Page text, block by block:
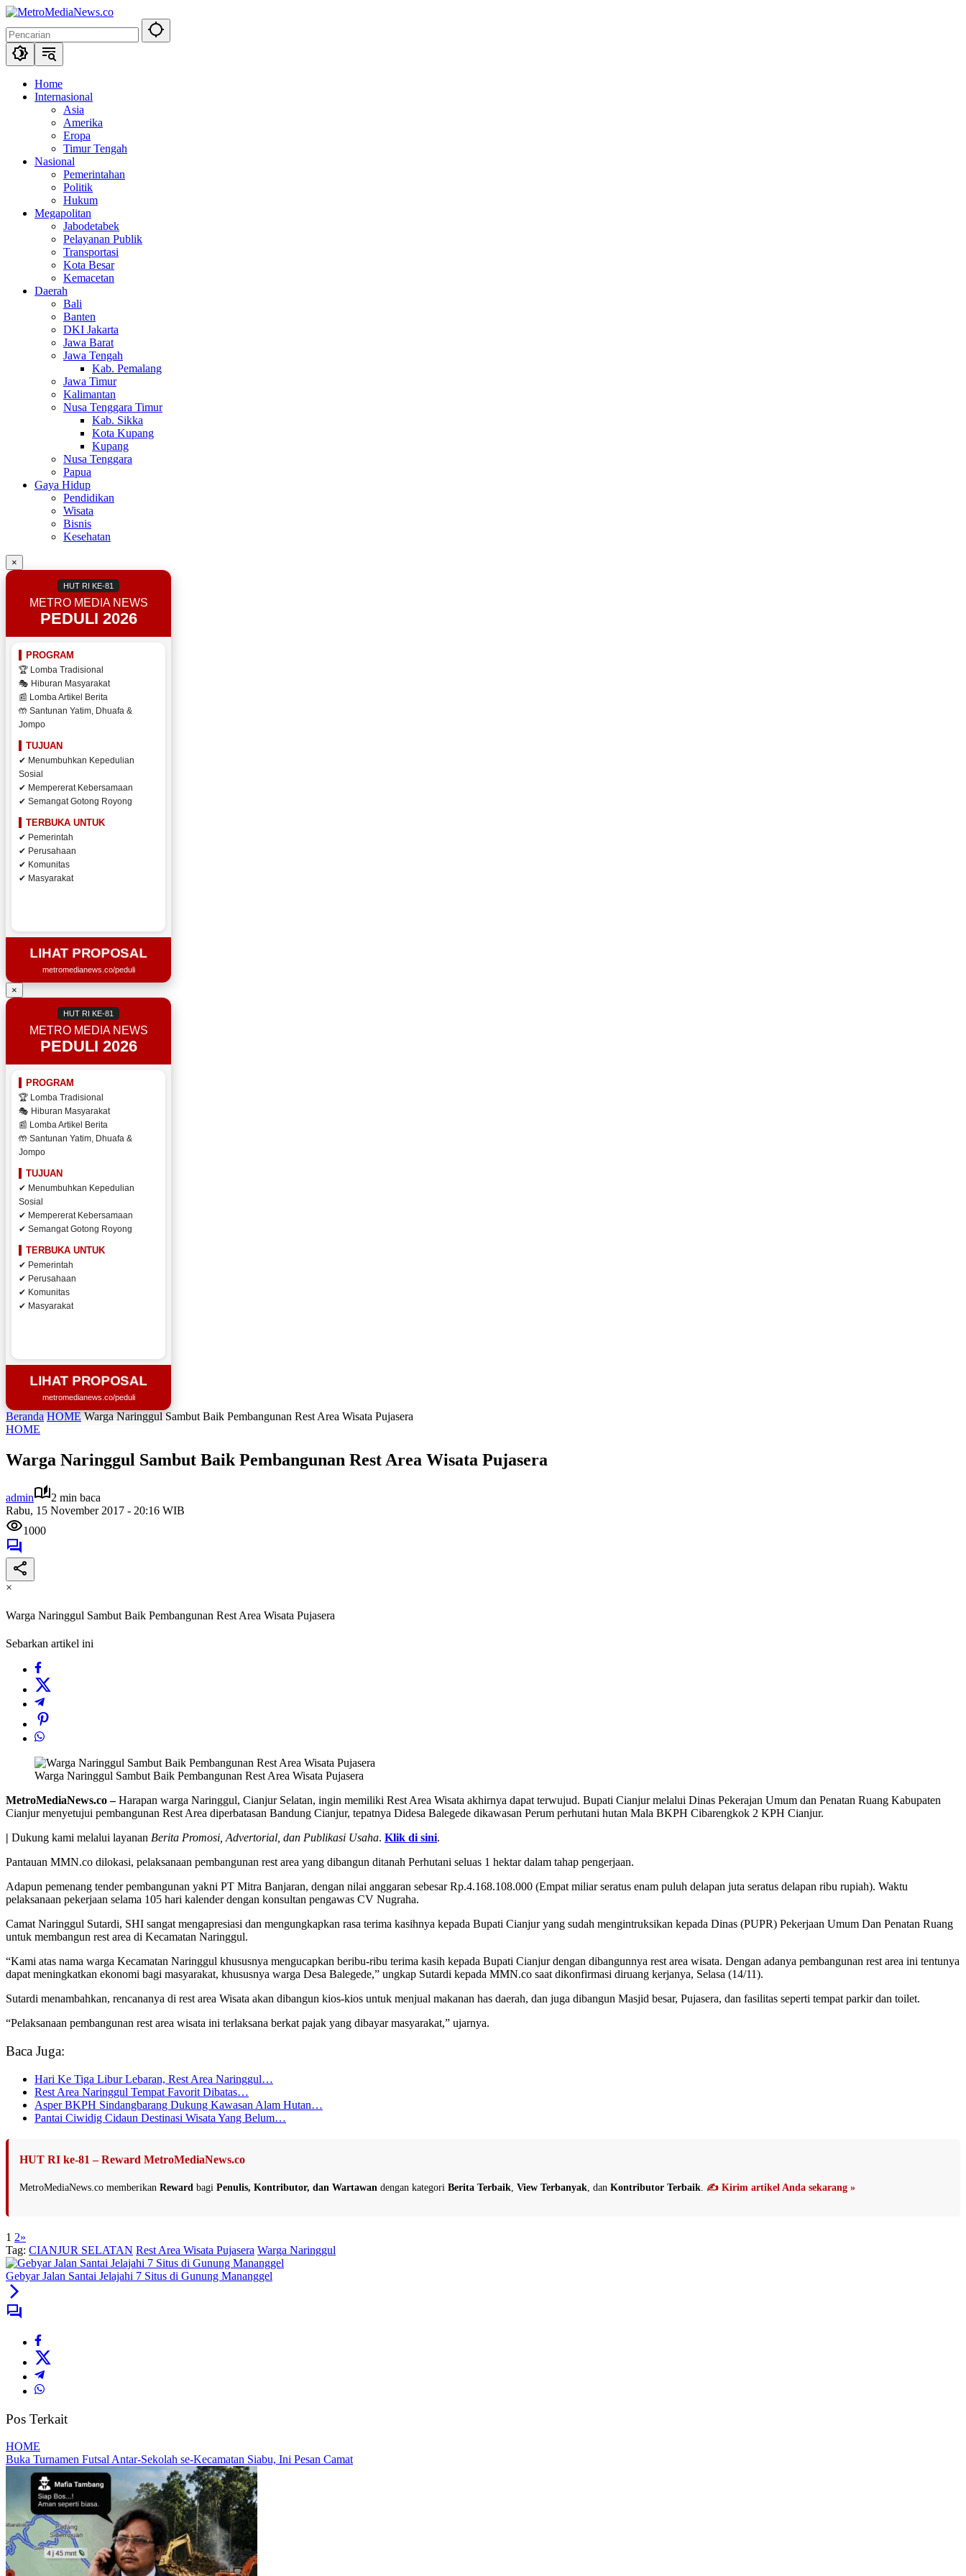
Langsung
konten
Home
Internasional
Asia
Amerika
Eropa
Timur Tengah
Nasional
Pemerintahan
Politik
Hukum
Megapolitan
Jabodetabek
Pelayanan Publik
Transportasi
Kota Besar
Kemacetan
Daerah
Bali
Banten
DKI Jakarta
Jawa Barat
Jawa Tengah
Kab. Pemalang
Jawa Timur
Kalimantan
Nusa Tenggara Timur
Kab. Sikka
Kota Kupang
Kupang
Nusa Tenggara
Papua
Gaya Hidup
Pendidikan
Wisata
Bisnis
Kesehatan
×
HUT RI KE-81
METRO MEDIA NEWS
PEDULI 2026
PROGRAM
🏆 Lomba Tradisional
🎭 Hiburan Masyarakat
📰 Lomba Artikel Berita
🤲 Santunan Yatim, Dhuafa &
Jompo
TUJUAN
✔ Menumbuhkan Kepedulian
Sosial
✔ Mempererat Kebersamaan
✔ Semangat Gotong Royong
TERBUKA UNTUK
✔ Pemerintah
✔ Perusahaan
✔ Komunitas
✔ Masyarakat
LIHAT PROPOSAL
metromedianews.co/peduli
×
HUT RI KE-81
METRO MEDIA NEWS
PEDULI 2026
PROGRAM
🏆 Lomba Tradisional
🎭 Hiburan Masyarakat
📰 Lomba Artikel Berita
🤲 Santunan Yatim, Dhuafa &
Jompo
TUJUAN
✔ Menumbuhkan Kepedulian
Sosial
✔ Mempererat Kebersamaan
✔ Semangat Gotong Royong
TERBUKA UNTUK
✔ Pemerintah
✔ Perusahaan
✔ Komunitas
✔ Masyarakat
LIHAT PROPOSAL
metromedianews.co/peduli
Beranda HOME Warga Naringgul Sambut Baik Pembangunan Rest Area Wisata Pujasera
HOME
Warga Naringgul Sambut Baik Pembangunan Rest Area Wisata Pujasera
admin
2 min baca
Rabu, 15 November 2017 - 20:16 WIB
1000
×
Warga Naringgul Sambut Baik Pembangunan Rest Area Wisata Pujasera
Sebarkan artikel ini
Warga Naringgul Sambut Baik Pembangunan Rest Area Wisata Pujasera
MetroMediaNews.co –Harapan warga Naringgul, Cianjur Selatan, ingin memiliki Rest Area Wisata akhirnya dapat terwujud. Bupati Cianjur melalui Dinas Pekerajan Umum dan Penatan Ruang Kabupaten
Cianjur menyetujui pembangunan Rest Area diperbatasan Bandung Cianjur, tepatnya Didesa Balegede dikawasan Perum perhutani hutan Mala BKPH Cibarengkok 2 KPH Cianjur.
| Dukung kami melalui layanan Berita Promosi, Advertorial, dan Publikasi Usaha. Klik di sini.
Pantauan MMN.co dilokasi, pelaksanaan pembangunan rest area yang dibangun ditanah Perhutani seluas 1 hektar dalam tahap pengerjaan.
Adapun pemenang tender pembangunan yakni PT Mitra Banjaran, dengan nilai anggaran sebesar Rp.4.168.108.000 (Empat miliar seratus enam puluh delapan juta seratus delapan ribu rupiah). Waktu
pelaksanaan pekerjaan selama 105 hari kalender dengan konsultan pengawas CV Nugraha.
Camat Naringgul Sutardi, SHI sangat mengapresiasi dan mengungkapkan rasa terima kasihnya kepada Bupati Cianjur yang sudah mengintruksikan kepada Dinas (PUPR) Pekerjaan Umum Dan Penatan Ruang
untuk membangun rest area di Kecamatan Naringgul.
“Kami atas nama warga Kecamatan Naringgul khususnya mengucapkan beribu-ribu terima kasih kepada Bupati Cianjur dengan dibangunnya rest area wisata. Dengan adanya pembangunan rest area ini tentunya
dapat meningkatkan ekonomi bagi masyarakat, khususnya warga Desa Balegede,” ungkap Sutardi kepada MMN.co saat dikonfirmasi diruang kerjanya, Selasa (14/11).
Sutardi menambahkan, rencananya di rest area Wisata akan dibangun kios-kios untuk menjual makanan has daerah, dan juga dibangun Masjid besar, Pujasera, dan fasilitas seperti tempat parkir dan toilet.
“Pelaksanaan pembangunan rest area wisata ini terlaksana berkat pajak yang dibayar masyarakat,” ujarnya.
Baca Juga:
Hari Ke Tiga Libur Lebaran, Rest Area Naringgul…
Rest Area Naringgul Tempat Favorit Dibatas…
Asper BKPH Sindangbarang Dukung Kawasan Alam Hutan…
Pantai Ciwidig Cidaun Destinasi Wisata Yang Belum…
HUT RI ke-81 – Reward MetroMediaNews.co
MetroMediaNews.co memberikan Reward bagi Penulis, Kontributor, dan Wartawan dengan kategori Berita Terbaik View Terbanyak , dan Kontributor Terbaik ✍️ Kirim artikel Anda sekarang »
1 2»
Tag: CIANJUR SELATAN Rest Area Wisata Pujasera Warga Naringgul
Gebyar Jalan Santai Jelajahi 7 Situs di Gunung Mananggel
Pos Terkait
HOME
Buka Turnamen Futsal Antar-Sekolah se-Kecamatan Siabu, Ini Pesan Camat